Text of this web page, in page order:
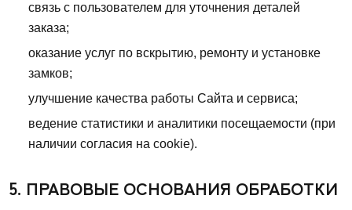
связь с пользователем для уточнения деталей
заказа;
оказание услуг по вскрытию, ремонту и установке
замков;
улучшение качества работы Сайта и сервиса;
ведение статистики и аналитики посещаемости (при
наличии согласия на cookie).
5. ПРАВОВЫЕ ОСНОВАНИЯ ОБРАБОТКИ